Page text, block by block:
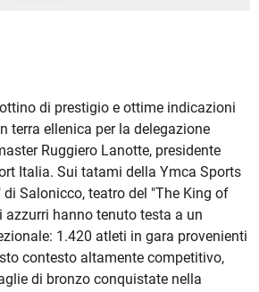
di prestigio e ottime indicazioni
terra ellenica per la delegazione
Ruggiero Lanotte, presidente
Italia. Sui tatami della Ymca Sports
Salonicco, teatro del "The King of
azzurri hanno tenuto testa a un
1.420 atleti in gara provenienti
contesto altamente competitivo,
di bronzo conquistate nella